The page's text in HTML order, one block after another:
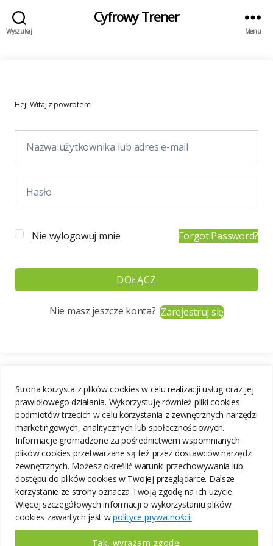
Strona korzysta z plików cookies w celu realizacji usług oraz jej
prawidłowego działania. Wykorzystuję również pliki cookies
podmiotów trzecich w celu korzystania z zewnętrznych narzędzi
marketingowych, analitycznych lub społecznościowych.
Informacje gromadzone za pośrednictwem wspomnianych
plików cookies przetwarzane są też przez dostawców narzędzi
zewnętrznych. Możesz określić warunki przechowywania lub
dostępu do plików cookies w Twojej przeglądarce. Dalsze
korzystanie ze strony oznacza Twoją zgodę na ich użycie.
Więcej szczegółowych informacji o wykorzystaniu plików
cookies zawartych jest wpolityce prywatności.
Tak, wyrażam zgodę.
Wyszukaj
Cyfrowy Trener
Menu
Hej! Witaj z powrotem!
Nie wylogowuj mnie Forgot Password?
DOŁĄCZ
Nie masz jeszcze konta?Zarejestruj się